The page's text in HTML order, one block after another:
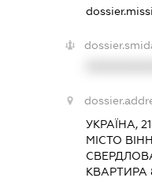
УКРАЇНА,
МІСТО
КВАРТИРА